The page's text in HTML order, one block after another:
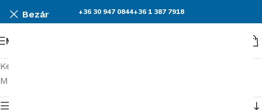
Bezár +36 30 947 0844+36 1 387 7918
Menü
Kezdőlap
Mind a(z) 5 találat megjelenítve